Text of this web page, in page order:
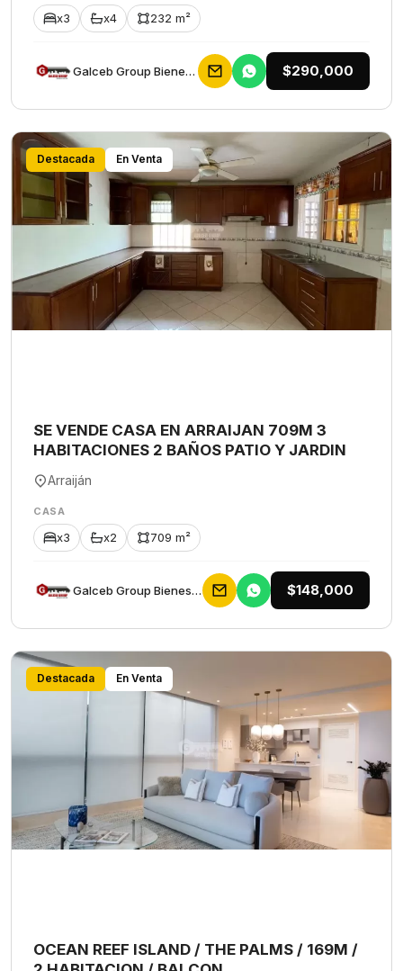
x3 x4 232 m²
Galceb Group Bienes Raices $290,000
Destacada En Venta
SE VENDE CASA EN ARRAIJAN 709M 3
HABITACIONES 2 BAÑOS PATIO Y JARDIN
Arraiján
CASA
x3 x2 709 m²
Galceb Group Bienes Raices $148,000
Destacada En Venta
OCEAN REEF ISLAND / THE PALMS / 169M /